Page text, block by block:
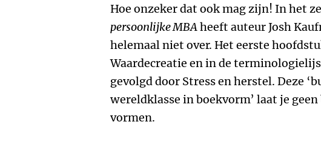
Hoe onzeker dat ook mag zijn! In het
persoonlijke MBAheeft auteur Josh
helemaal niet over. Het eerste
Waardecreatie en in de
gevolgd door Stress en herstel. Deze
wereldklasse in boekvorm’ laat je
vormen.